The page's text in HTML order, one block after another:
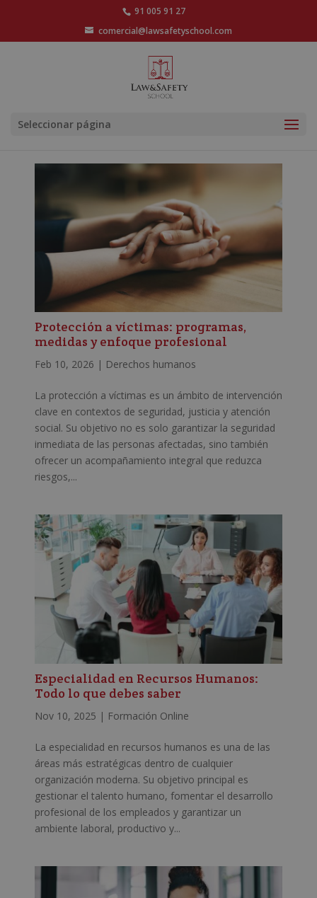
91 005 91 27
comercial@lawsafetyschool.com
Seleccionar página
Protección a víctimas: programas,
medidas y enfoque profesional
Feb 10, 2026 | Derechos humanos
La protección a víctimas es un ámbito de intervención
clave en contextos de seguridad, justicia y atención
social. Su objetivo no es solo garantizar la seguridad
inmediata de las personas afectadas, sino también
ofrecer un acompañamiento integral que reduzca
riesgos,...
Especialidad en Recursos Humanos:
Todo lo que debes saber
Nov 10, 2025 | Formación Online
La especialidad en recursos humanos es una de las
áreas más estratégicas dentro de cualquier
organización moderna. Su objetivo principal es
gestionar el talento humano, fomentar el desarrollo
profesional de los empleados y garantizar un
ambiente laboral, productivo y...